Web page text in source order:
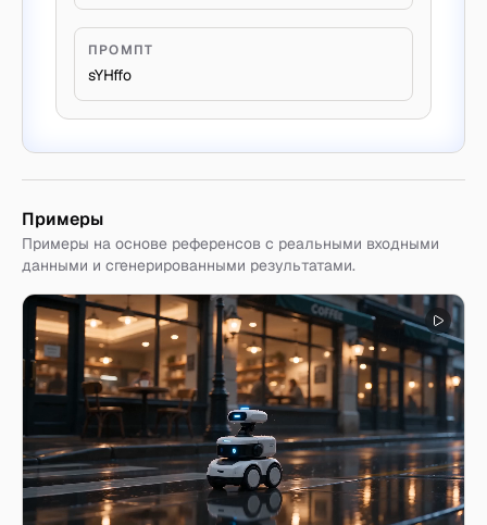
ПРОМПТ
sYHffo
Примеры
Примеры на основе референсов с реальными входными
данными и сгенерированными результатами.